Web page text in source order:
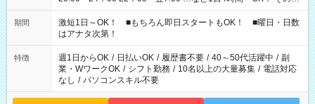
シフトもございます！ お気軽にご相談ください！
期間
激短1日～OK！ ■もちろん即日スタートもOK！ ■曜日・日数
はアナタ次第！
特徴 週1日からOK / 日払いOK / 履歴書不要 / 40～50代活躍中 / 副
業・WワークOK / シフト勤務 / 10名以上の大量募集 / 電話対応
なし / パソコンスキル不要